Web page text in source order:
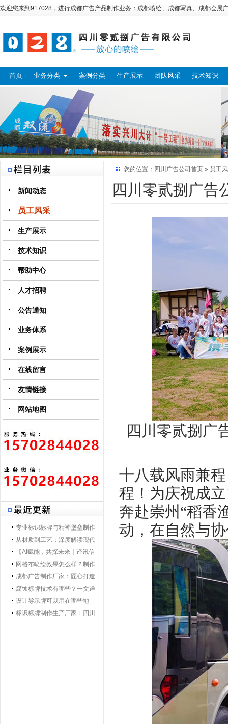
欢迎您来到917028，进行成都广告产品制作业务： 成都喷绘、 成都写真、 成都会展
首页 业务分类 案例分类 生产展示 团队风采 技术知识
新闻动态
员工风采
生产展示
技术知识
帮助中心
人才招聘
公告通知
业务体系
案例展示
在线留言
友情链接
网站地图
专业标识标牌与精神堡垒制作
专家 | 零贰捌广告制作集团 - 打
造一体化导视解决方案，提升
品牌形象与空间效率
从材质到工艺：深度解读现代
导视标牌制作技术
【AI赋能，共探未来｜译讯信
息董事长马万炯先生一行莅临
028广告制作集团交流赋能】
网格布喷绘效果怎么样？制作
工艺要点核心优势
成都广告制作厂家：匠心打造
城市视觉新名片
腐蚀标牌技术有哪些？一文详
解行业主流工艺与应用
设计导示牌可以用在哪些地
方？
标识标牌制作生产厂家：四川
您的位置： 四川广告公司 首页 » 员工
四川零贰捌广告
四川零贰捌广
十八载风雨兼
程！为庆祝成
奔赴崇州“稻香
动，在自然与